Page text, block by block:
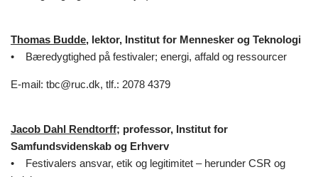
Thomas Budde, lektor, Institut for Mennesker og Teknologi
• Bæredygtighed på festivaler; energi, affald og ressourcer
E-mail: tbc@ruc.dk, tlf.: 2078 4379
Jacob Dahl Rendtorff; professor, Institut for
Samfundsvidenskab og Erhverv
• Festivalers ansvar, etik og legitimitet – herunder CSR og